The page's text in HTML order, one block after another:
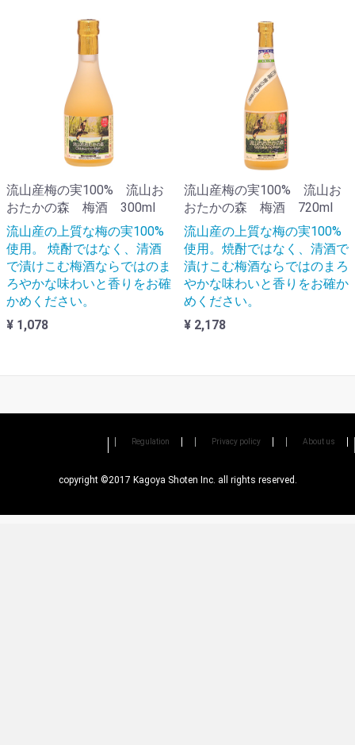
流山産梅の実100% 流山お
おたかの森 梅酒 300ml
流山産の上質な梅の実100%
使用。 焼酎ではなく、清酒
で漬けこむ梅酒ならではのま
ろやかな味わいと香りをお確
かめください。
¥ 1,078
流山産梅の実100% 流山お
おたかの森 梅酒 720ml
流山産の上質な梅の実100%
使用。焼酎ではなく、清酒で
漬けこむ梅酒ならではのまろ
やかな味わいと香りをお確か
めください。
¥ 2,178
Regulation Privacy policy About us
copyright ©2017 Kagoya Shoten Inc. all rights reserved.